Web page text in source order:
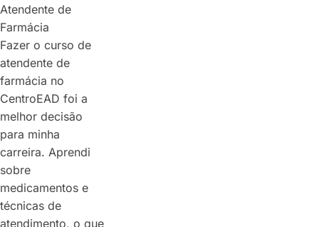
Atendente de
Farmácia
Fazer o curso de
atendente de
farmácia no
CentroEAD foi a
melhor decisão
para minha
carreira. Aprendi
sobre
medicamentos e
técnicas de
atendimento, o que